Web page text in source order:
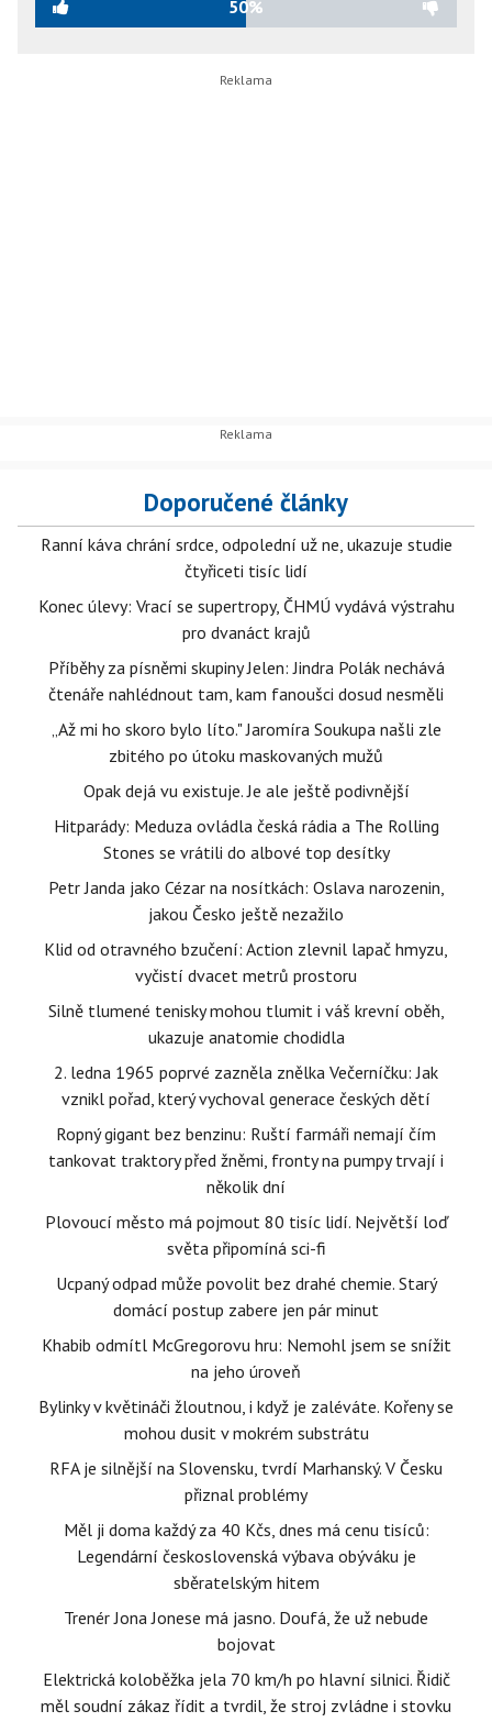
50%
Doporučené články
Ranní káva chrání srdce, odpolední už ne, ukazuje studie
čtyřiceti tisíc lidí
Konec úlevy: Vrací se supertropy, ČHMÚ vydává výstrahu
pro dvanáct krajů
Příběhy za písněmi skupiny Jelen: Jindra Polák nechává
čtenáře nahlédnout tam, kam fanoušci dosud nesměli
„Až mi ho skoro bylo líto." Jaromíra Soukupa našli zle
zbitého po útoku maskovaných mužů
Opak dejá vu existuje. Je ale ještě podivnější
Hitparády: Meduza ovládla česká rádia a The Rolling
Stones se vrátili do albové top desítky
Petr Janda jako Cézar na nosítkách: Oslava narozenin,
jakou Česko ještě nezažilo
Klid od otravného bzučení: Action zlevnil lapač hmyzu,
vyčistí dvacet metrů prostoru
Silně tlumené tenisky mohou tlumit i váš krevní oběh,
ukazuje anatomie chodidla
2. ledna 1965 poprvé zazněla znělka Večerníčku: Jak
vznikl pořad, který vychoval generace českých dětí
Ropný gigant bez benzinu: Ruští farmáři nemají čím
tankovat traktory před žněmi, fronty na pumpy trvají i
několik dní
Plovoucí město má pojmout 80 tisíc lidí. Největší loď
světa připomíná sci-fi
Ucpaný odpad může povolit bez drahé chemie. Starý
domácí postup zabere jen pár minut
Khabib odmítl McGregorovu hru: Nemohl jsem se snížit
na jeho úroveň
Bylinky v květináči žloutnou, i když je zaléváte. Kořeny se
mohou dusit v mokrém substrátu
RFA je silnější na Slovensku, tvrdí Marhanský. V Česku
přiznal problémy
Měl ji doma každý za 40 Kčs, dnes má cenu tisíců:
Legendární československá výbava obýváku je
sběratelským hitem
Trenér Jona Jonese má jasno. Doufá, že už nebude
bojovat
Elektrická koloběžka jela 70 km/h po hlavní silnici. Řidič
měl soudní zákaz řídit a tvrdil, že stroj zvládne i stovku